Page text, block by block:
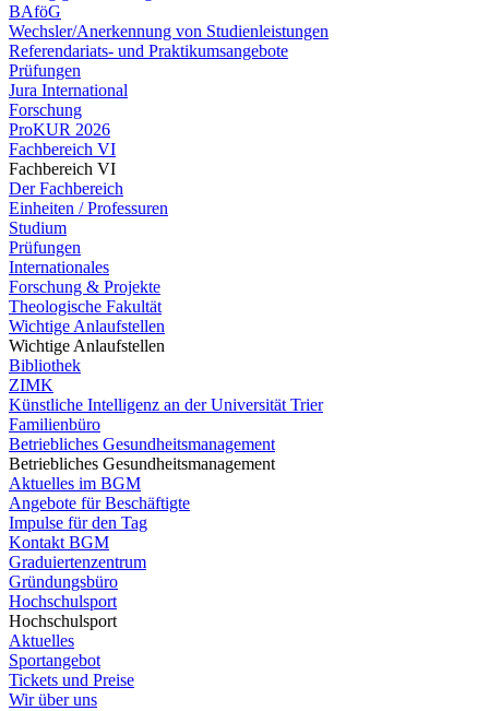
BAföG
Wechsler/Anerkennung von Studienleistungen
Referendariats- und Praktikumsangebote
Prüfungen
Jura International
Forschung
ProKUR 2026
Fachbereich VI
Fachbereich VI
Der Fachbereich
Einheiten / Professuren
Studium
Prüfungen
Internationales
Forschung & Projekte
Theologische Fakultät
Wichtige Anlaufstellen
Wichtige Anlaufstellen
Bibliothek
ZIMK
Künstliche Intelligenz an der Universität Trier
Familienbüro
Betriebliches Gesundheitsmanagement
Betriebliches Gesundheitsmanagement
Aktuelles im BGM
Angebote für Beschäftigte
Impulse für den Tag
Kontakt BGM
Graduiertenzentrum
Gründungsbüro
Hochschulsport
Hochschulsport
Aktuelles
Sportangebot
Tickets und Preise
Wir über uns